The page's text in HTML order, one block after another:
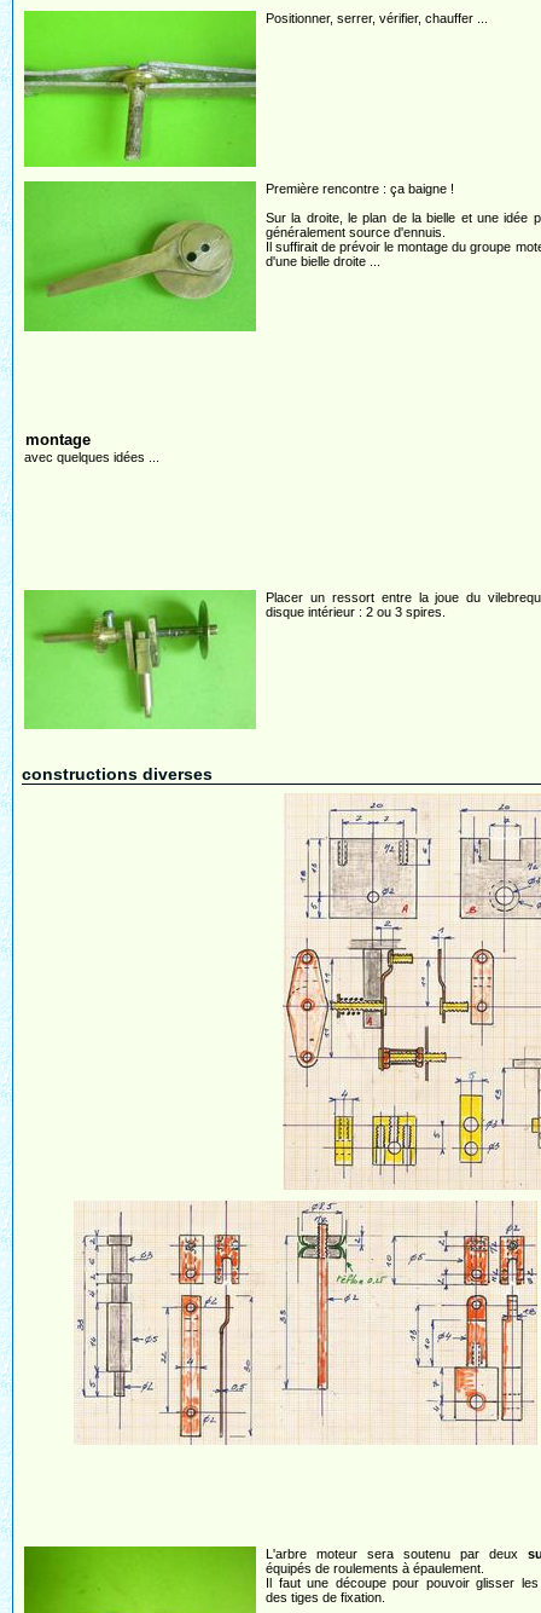
Positionner, serrer, vérifier, chauffer ...
Première rencontre : ça baigne !
Sur la droite, le plan de la bielle et une idée
généralement source d'ennuis.
Il suffirait de prévoir le montage du groupe
d'une bielle droite ...
montage
avec quelques idées ...
Placer un ressort entre la joue du
disque intérieur : 2 ou 3 spires.
constructions diverses
L'arbre moteur sera soutenu par deux
équipés de roulements à épaulement.
Il faut une découpe pour pouvoir glisser
des tiges de fixation.